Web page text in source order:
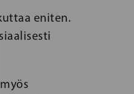
eniten.